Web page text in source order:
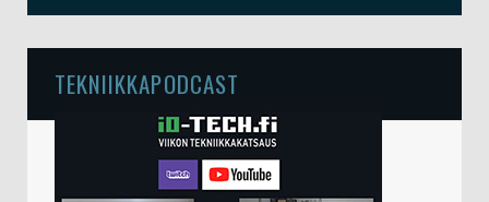
TEKNIIKKAPODCAST